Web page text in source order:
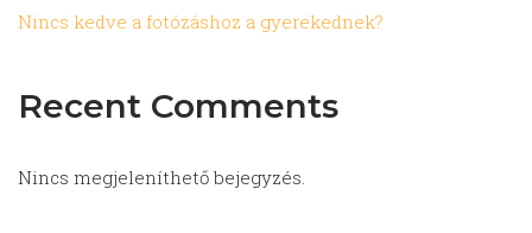
Nincs kedve a fotózáshoz a gyerekednek?
Recent Comments
Nincs megjeleníthető bejegyzés.